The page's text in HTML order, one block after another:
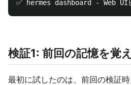
検証1: 前回の記憶を覚
最初に試したのは、前回の検証